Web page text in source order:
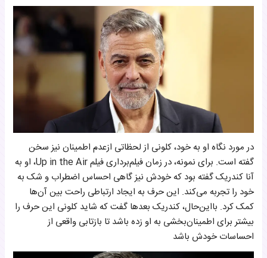
در مورد نگاه او به خود، کلونی از لحظاتی ازعدم اطمینان نیز سخن
گفته است. برای نمونه، در زمان فیلم‌برداری فیلم Up in the Air، او به
آنا کندریک گفته بود که خودش نیز گاهی احساس اضطراب و شک به
خود را تجربه می‌کند. این حرف به ایجاد ارتباطی راحت بین آن‌ها
کمک کرد. بااین‌حال، کندریک بعدها گفت که شاید کلونی این حرف را
بیشتر برای اطمینان‌بخشی به او زده باشد تا بازتابی واقعی از
احساسات خودش باشد